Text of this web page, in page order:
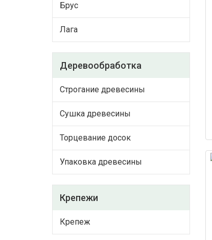
Брус
Лага
Деревообработка
Строгание древесины
Сушка древесины
Торцевание досок
Упаковка древесины
Крепежи
Крепеж